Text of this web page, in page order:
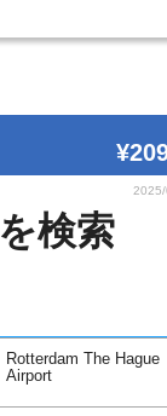
検索
Rotterdam The Hague
Airport